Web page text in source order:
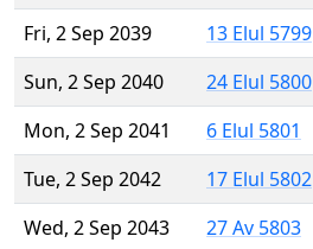
Fri, 2 Sep 2039
13 Elul 5799
Sun, 2 Sep 2040
24 Elul 5800
Mon, 2 Sep 2041
6 Elul 5801
Tue, 2 Sep 2042
17 Elul 5802
Wed, 2 Sep 2043
27 Av 5803